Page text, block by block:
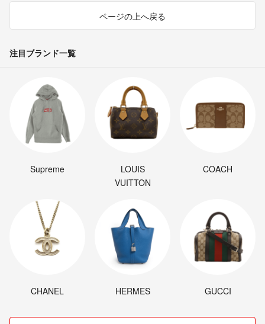
ページの上へ戻る
注目ブランド一覧
Supreme
LOUIS
VUITTON
COACH
CHANEL HERMES GUCCI